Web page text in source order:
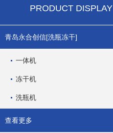
PRODUCT DISPLAY
青岛永合创信[洗瓶冻干]
一体机
冻干机
洗瓶机
查看更多